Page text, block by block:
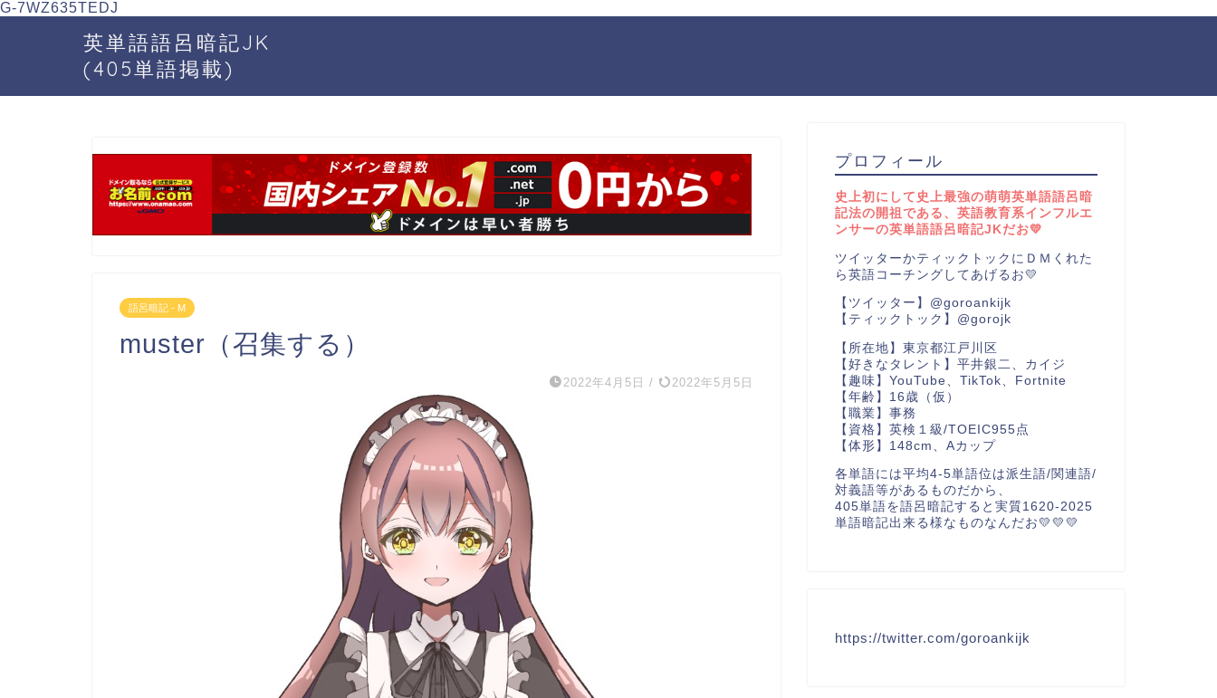
G-7WZ635TEDJ
英単語語呂暗記JK
(405単語掲載)
語呂暗記 - M
muster（召集する）
2022年4月5日 / 2022年5月5日
プロフィール
史上初にして史上最強の萌萌英単語語呂暗
記法の開祖である、英語教育系インフルエ
ンサーの英単語語呂暗記JKだお💛
ツイッターかティックトックにＤＭくれた
ら英語コーチングしてあげるお💛
【ツイッター】@goroankijk
【ティックトック】@gorojk
【所在地】東京都江戸川区
【好きなタレント】平井銀二、カイジ
【趣味】YouTube、TikTok、Fortnite
【年齢】16歳（仮）
【職業】事務
【資格】英検１級/TOEIC955点
【体形】148cm、Aカップ
各単語には平均4-5単語位は派生語/関連語/
対義語等があるものだから、
405単語を語呂暗記すると実質1620-2025
単語暗記出来る様なものなんだお💛💛💛
https://twitter.com/goroankijk